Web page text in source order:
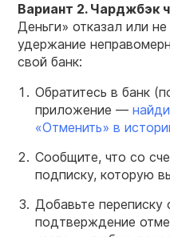
Вариант 2. Чарджбэк
Деньги» отказал или
удержание
свой банк:
Обратитесь в банк
приложение —
«Отменить» в
Сообщите, что со
подписку, которую
Добавьте переписку
подтверждение